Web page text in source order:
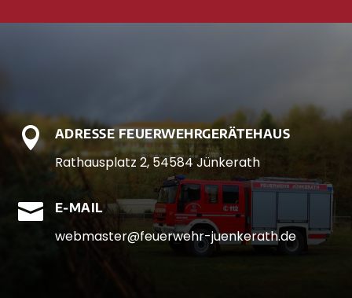
 ADRESSE FEUERWEHRGERÄTEHAUS
Rathausplatz 2, 54584 Jünkerath
 E-MAIL
webmaster@feuerwehr-juenkerath.de